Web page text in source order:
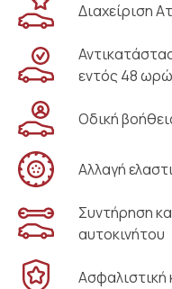
Διαχείριση
εντός 48
Οδική
Αλλαγή
Συντήρηση
αυτοκινήτου
Ασφαλιστική